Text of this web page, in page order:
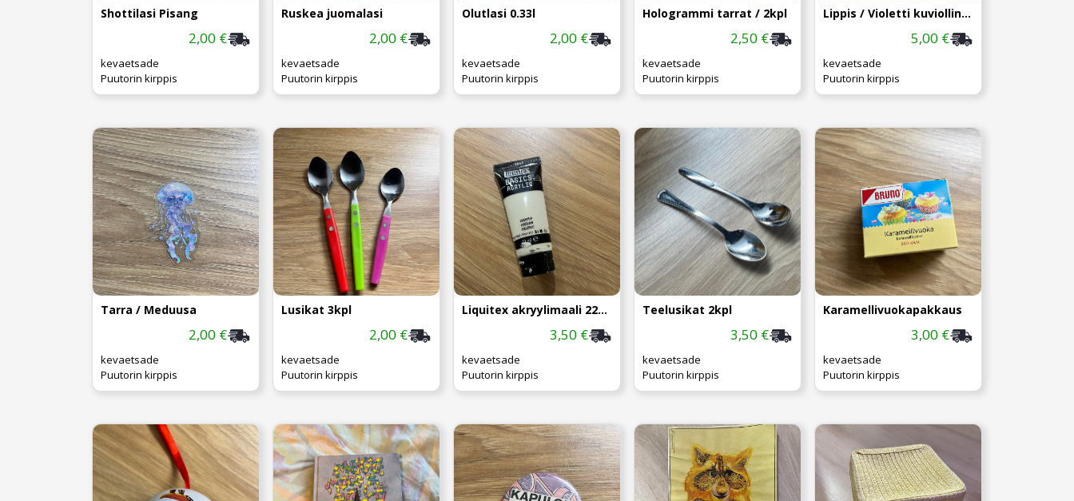
Shottilasi Pisang
2,00 €
kevaetsade
Puutorin kirppis
Ruskea juomalasi
2,00 €
kevaetsade
Puutorin kirppis
Olutlasi 0.33l
2,00 €
kevaetsade
Puutorin kirppis
Hologrammi tarrat / 2kpl
2,50 €
kevaetsade
Puutorin kirppis
Lippis / Violetti kuviollinen
5,00 €
kevaetsade
Puutorin kirppis
Tarra / Meduusa
2,00 €
kevaetsade
Puutorin kirppis
Lusikat 3kpl
2,00 €
kevaetsade
Puutorin kirppis
Liquitex akryylimaali 22ml, parchment
3,50 €
kevaetsade
Puutorin kirppis
Teelusikat 2kpl
3,50 €
kevaetsade
Puutorin kirppis
Karamellivuokapakkaus
3,00 €
kevaetsade
Puutorin kirppis